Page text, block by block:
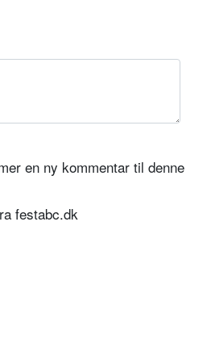
en ny kommentar til denne
festabc.dk